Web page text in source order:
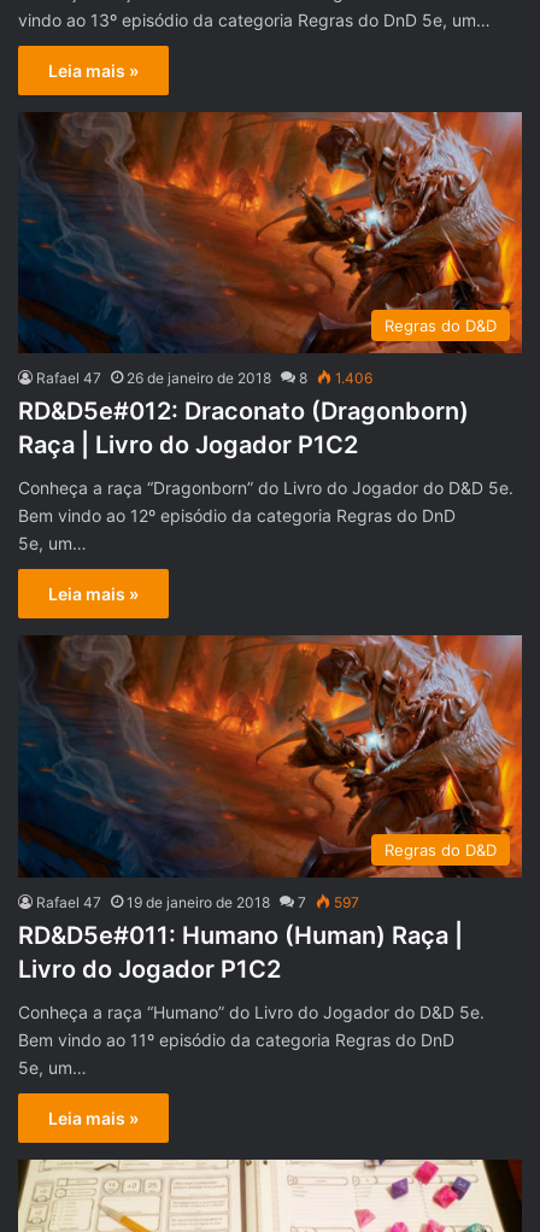
vindo ao 13º episódio da categoria Regras do DnD 5e, um…
Leia mais »
Regras do D&D
Rafael 47 26 de janeiro de 2018 8 1.406
RD&D5e#012: Draconato (Dragonborn)
Raça | Livro do Jogador P1C2
Conheça a raça “Dragonborn” do Livro do Jogador do D&D 5e.
Bem vindo ao 12º episódio da categoria Regras do DnD
5e, um…
Leia mais »
Regras do D&D
Rafael 47 19 de janeiro de 2018 7 597
RD&D5e#011: Humano (Human) Raça |
Livro do Jogador P1C2
Conheça a raça “Humano” do Livro do Jogador do D&D 5e.
Bem vindo ao 11º episódio da categoria Regras do DnD
5e, um…
Leia mais »